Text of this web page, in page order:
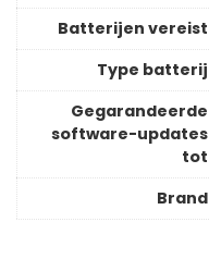
Batterijen vereist
Type batterij
Gegarandeerde
software-updates
tot
Brand